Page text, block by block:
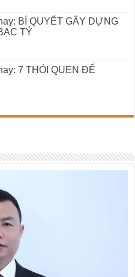
BÍ QUYẾT GÂY DỰNG
TỶ
7 THÓI QUEN ĐỂ